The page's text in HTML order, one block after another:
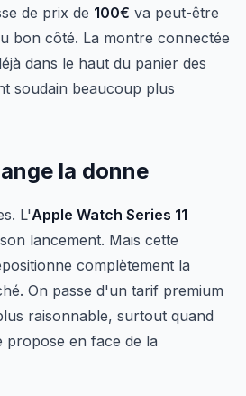
de prix de 100€ va peut-être
bon côté. La montre connectée
dans le haut du panier des
soudain beaucoup plus
la donne
L'Apple Watch Series 11
lancement. Mais cette
complètement la
On passe d'un tarif premium
raisonnable, surtout quand
propose en face de la